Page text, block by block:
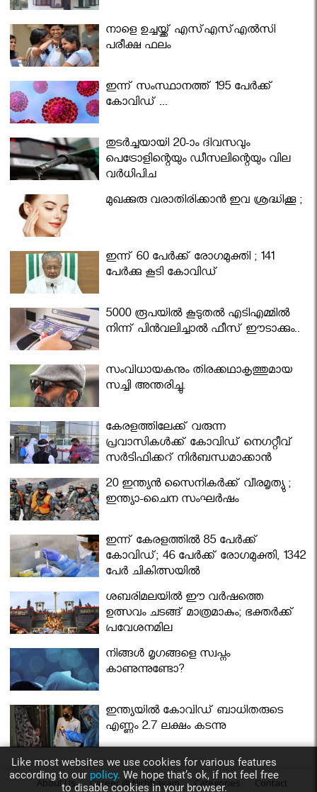
നാളെ ഉച്ചയ്ക്ക് എസ്എസ്എല്‍സി
പരീക്ഷ ഫലം
ഇന്ന് സംസ്ഥാനത്ത് 195 പേര്‍ക്ക്
കോവിഡ് ...
തുടർച്ചയായി 20-ാം ദിവസവും
പെട്രോളിന്റെയും ഡീസലിന്റെയും വില
വര്‍ധിപ്പിച്ചു
മുഖക്കുരു വരാതിരിക്കാന്‍ ഇവ ശ്രദ്ധിക്കൂ ;
ഇന്ന് 60 പേർക്ക് രോഗമുക്തി ; 141
പേര്‍ക്കു കൂടി കോവിഡ്
5000 രൂപയിൽ കൂടുതൽ എടിഎമ്മിൽ
നിന്ന് പിൻവലിച്ചാൽ ഫീസ് ഈടാക്കും..
സംവിധായകനും തിരക്കഥാകൃത്തുമായ
സച്ചി അന്തരിച്ചു.
കേരളത്തിലേക്ക് വരുന്ന
പ്രവാസികള്‍ക്ക് കോവിഡ് നെഗറ്റീവ്
സര്‍ട്ടിഫിക്കറ്റ് നിർബന്ധമാക്കാൻ
മന്ത്രിസഭ
20 ഇന്ത്യൻ സൈനികർക്ക് വീരമൃത്യു ;
ഇന്ത്യാ-ചൈന സംഘർഷം
ഇന്ന് കേരളത്തിൽ 85 പേർക്ക്
കോവിഡ്; 46 പേർക്ക് രോഗമുക്തി, 1342
പേർ ചികിത്സയിൽ
ശബരിമലയില്‍ ഈ വർഷത്തെ
ഉത്സവം ചടങ്ങ് മാത്രമാകും; ഭക്തർക്ക്
പ്രവേശനമില്ല
നിങ്ങള്‍ മൃഗങ്ങളെ സ്വപ്നം
കാണുന്നുണ്ടോ?
ഇന്ത്യയിൽ കോവിഡ് ബാധിതരുടെ
എണ്ണം 2.7 ലക്ഷം കടന്നു
About Us Career @ Nirbhayam Categories
Contact
Like most websites we use cookies for various features
according to our policy. We hope that’s ok, if not feel free
to disable cookies in your browser.